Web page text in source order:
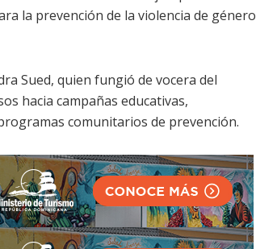
la prevención de la violencia de género
Sued, quien fungió de vocera del
hacia campañas educativas,
comunitarios de prevención.